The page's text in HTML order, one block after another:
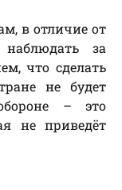
в отличие от
за
что сделать
не будет
– это
не приведёт